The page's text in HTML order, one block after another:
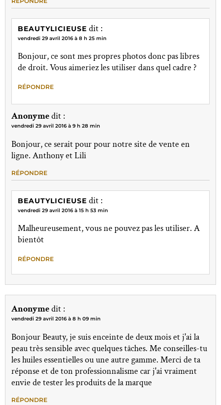
BEAUTYLICIEUSE dit :
vendredi 29 avril 2016 à 8 h 25 min
Bonjour, ce sont mes propres photos donc pas libres
de droit. Vous aimeriez les utiliser dans quel cadre ?
RÉPONDRE
Anonymedit :
vendredi 29 avril 2016 à 9 h 28 min
Bonjour, ce serait pour pour notre site de vente en
ligne. Anthony et Lili
RÉPONDRE
BEAUTYLICIEUSE dit :
vendredi 29 avril 2016 à 15 h 53 min
Malheureusement, vous ne pouvez pas les utiliser. A
bientôt
RÉPONDRE
Anonymedit :
vendredi 29 avril 2016 à 8 h 09 min
Bonjour Beauty, je suis enceinte de deux mois et j'ai la
peau très sensible avec quelques tâches. Me conseilles-tu
les huiles essentielles ou une autre gamme. Merci de ta
réponse et de ton professionnalisme car j'ai vraiment
envie de tester les produits de la marque
RÉPONDRE